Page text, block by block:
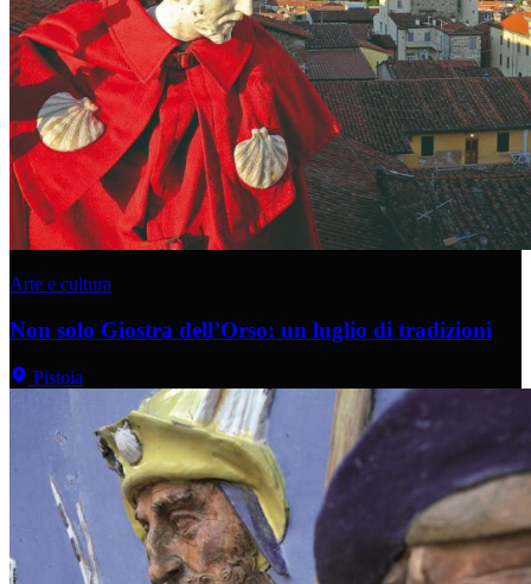
Arte e cultura
Non solo Giostra dell’Orso: un luglio di tradizioni
Pistoia